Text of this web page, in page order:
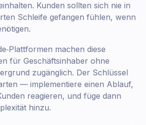
Kunden sollten sich nie in
Schleife gefangen fühlen, wenn
machen diese
für Geschäftsinhaber ohne
zugänglich. Der Schlüssel
— implementiere einen Ablauf,
reagieren, und füge dann
hinzu.